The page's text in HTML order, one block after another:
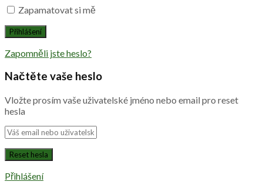
Zapamatovat si mě
Zapomněli jste heslo?
Načtěte vaše heslo
Vložte prosím vaše uživatelské jméno nebo email pro reset
hesla
Přihlášení